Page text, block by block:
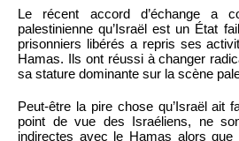
Le récent accord d’échange a
palestinienne qu’Israël est un État
prisonniers libérés a repris ses
Hamas. Ils ont réussi à changer
sa stature dominante sur la scène
Peut-être la pire chose qu’Israël ait
point de vue des Israéliens, ne
indirectes avec le Hamas alors